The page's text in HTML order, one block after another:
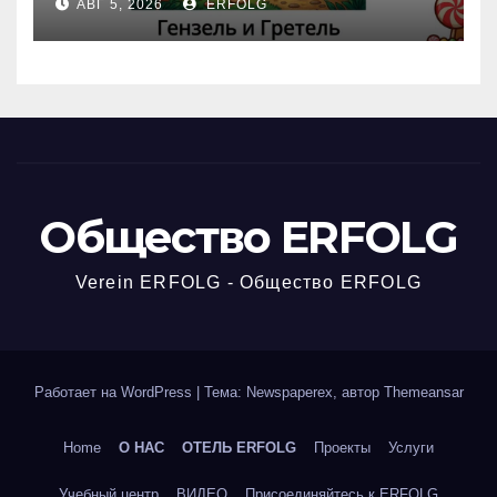
вчерашней викторины!
АВГ 5, 2026 ERFOLG
Общество ERFOLG
Verein ERFOLG - Общество ERFOLG
Работает на WordPress Тема: Newspaperex, автор Themeansar
Home О НАС ОТЕЛЬ ERFOLG Проекты Услуги